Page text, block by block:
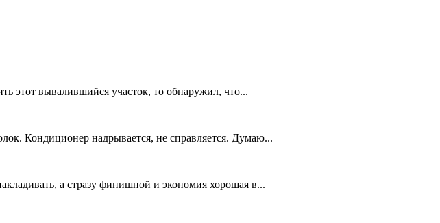
этот вывалившийся участок, то обнаружил, что...
Кондиционер надрывается, не справляется. Думаю...
а стразу финишной и экономия хорошая в...